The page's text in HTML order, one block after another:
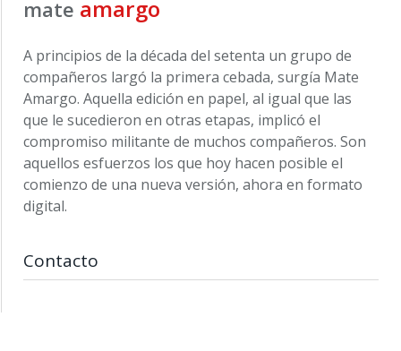
mate amargo
A principios de la década del setenta un grupo de
compañeros largó la primera cebada, surgía Mate
Amargo. Aquella edición en papel, al igual que las
que le sucedieron en otras etapas, implicó el
compromiso militante de muchos compañeros. Son
aquellos esfuerzos los que hoy hacen posible el
comienzo de una nueva versión, ahora en formato
digital.
Contacto